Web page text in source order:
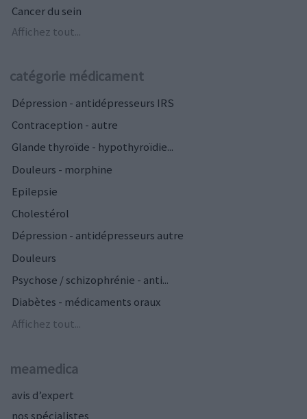
Cancer du sein
Affichez tout...
catégorie médicament
Dépression - antidépresseurs IRS
Contraception - autre
Glande thyroïde - hypothyroïdie...
Douleurs - morphine
Epilepsie
Cholestérol
Dépression - antidépresseurs autre
Douleurs
Psychose / schizophrénie - anti...
Diabètes - médicaments oraux
Affichez tout...
meamedica
avis d’expert
nos spécialistes